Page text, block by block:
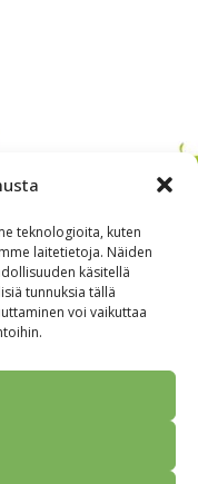
teknologioita, kuten
laitetietoja. Näiden
käsitellä
tunnuksia tällä
voi vaikuttaa